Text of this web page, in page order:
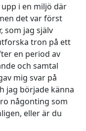
upp i en miljö där
det var först
som jag själv
tron på ett
en period av
och samtal
mig svar på
jag började känna
någonting som
eller är du